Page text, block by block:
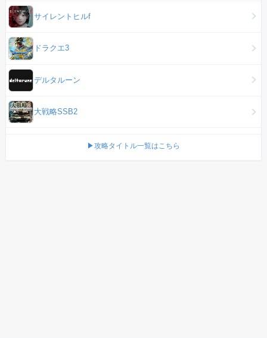
サイレントヒルf
ドラクエ3
デルタルーン
大戦略SSB2
▶攻略タイトル一覧はこちら